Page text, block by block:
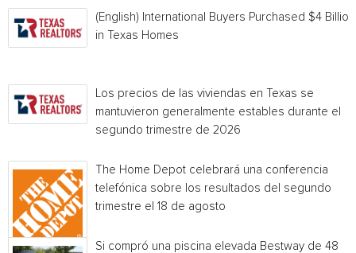
(English) International Buyers Purchased $4 Billion
in Texas Homes
Los precios de las viviendas en Texas se
mantuvieron generalmente estables durante el
segundo trimestre de 2026
The Home Depot celebrará una conferencia
telefónica sobre los resultados del segundo
trimestre el 18 de agosto
Si compró una piscina elevada Bestway de 48